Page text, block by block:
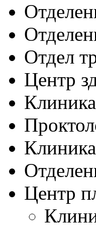
Отдел
Центр
Центр